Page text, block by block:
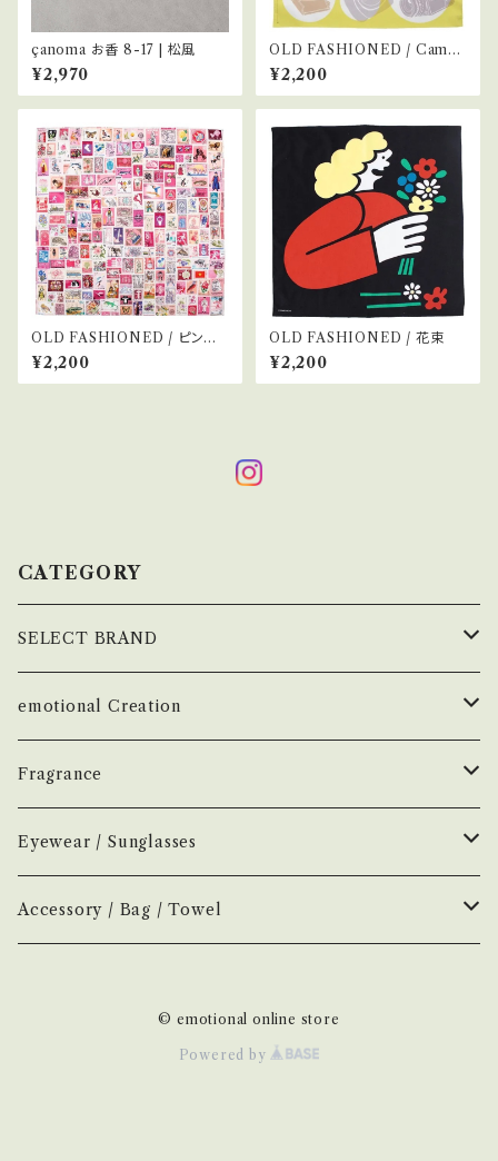
çanoma お香 8-17 | 松風
¥2,970
OLD FASHIONED / Camer
aShop
¥2,200
OLD FASHIONED / ピンク
キッテ
¥2,200
OLD FASHIONED / 花束
¥2,200
CATEGORY
SELECT BRAND
çanoma
香水
お香
Earl of East
Air Freshener
Home Mist
Melt
DIVE
NEW.eyewear
emotional Creation
Vintage
Fragrance
Accessory
Fragrance
Perfume
Incense
Eyewear / Sunglasses
Color Lens
Photochromic Lens
Accessory / Bag / Towel
© emotional online store
Powered by